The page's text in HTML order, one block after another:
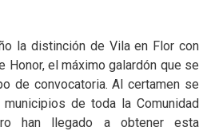
la distinción de Vila en Flor con
Honor, el máximo galardón que se
de convocatoria. Al certamen se
de toda la Comunidad
han llegado a obtener esta